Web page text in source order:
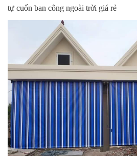
tự cuốn ban công ngoài trời giá rẻ